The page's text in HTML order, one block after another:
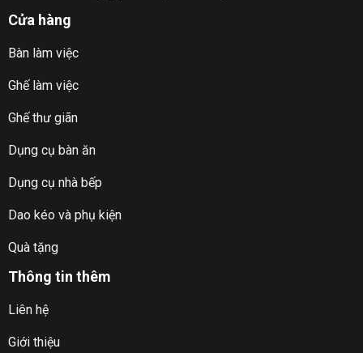
Cửa hàng
Bàn làm việc
Ghế làm việc
Ghế thư giãn
Dụng cụ bàn ăn
Dụng cụ nhà bếp
Dao kéo và phụ kiện
Quà tặng
Thông tin thêm
Liên hệ
Giới thiệu